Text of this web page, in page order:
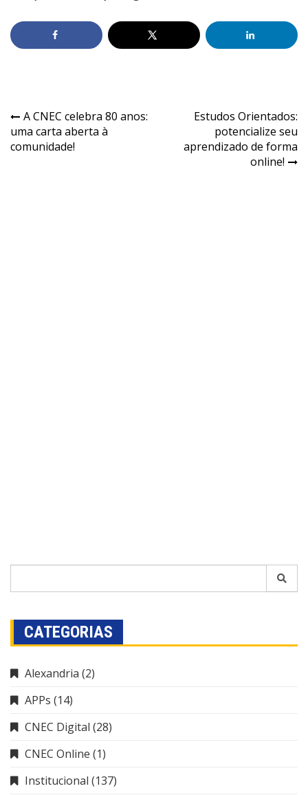
A CNEC celebra 80 anos:
uma carta aberta à
comunidade!
Estudos Orientados:
potencialize seu
aprendizado de forma
online!
CATEGORIAS
Alexandria (2)
APPs (14)
CNEC Digital (28)
CNEC Online (1)
Institucional (137)